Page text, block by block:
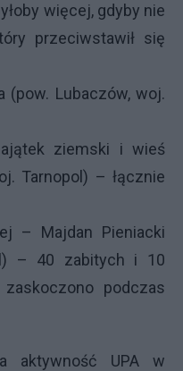
więcej, gdyby nie
przeciwstawił się
(pow. Lubaczów, woj.
ziemski i wieś
Tarnopol) – łącznie
– Majdan Pieniacki
– 40 zabitych i 10
podczas
aktywność UPAw